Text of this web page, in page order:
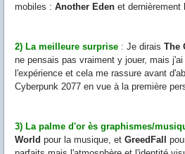
mobiles : Another Eden et dernièrement
2) La meilleure surprise : Je dirais The
ne pensais pas vraiment y jouer, mais
l'expérience et cela me rassure avant
Cyberpunk 2077 en vue à la première
3) La palme d'or ès graphismes/
World pour la musique, et GreedFall